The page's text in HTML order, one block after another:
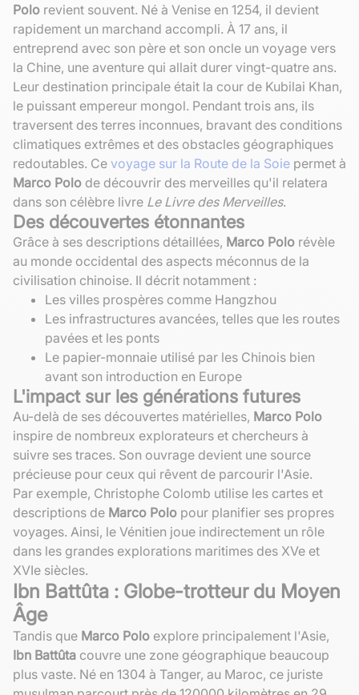
Polo revient souvent. Né à Venise en 1254, il devient
rapidement un marchand accompli. À 17 ans, il
entreprend avec son père et son oncle un voyage vers
la Chine, une aventure qui allait durer vingt-quatre ans.
Leur destination principale était la cour de Kubilai Khan,
le puissant empereur mongol. Pendant trois ans, ils
traversent des terres inconnues, bravant des conditions
climatiques extrêmes et des obstacles géographiques
redoutables. Ce voyage sur la Route de la Soie permet à
Marco Polo de découvrir des merveilles qu'il relatera
dans son célèbre livre Le Livre des Merveilles.
Des découvertes étonnantes
Grâce à ses descriptions détaillées, Marco Polo révèle
au monde occidental des aspects méconnus de la
civilisation chinoise. Il décrit notamment :
Les villes prospères comme Hangzhou
Les infrastructures avancées, telles que les routes
pavées et les ponts
Le papier-monnaie utilisé par les Chinois bien
avant son introduction en Europe
L'impact sur les générations futures
Au-delà de ses découvertes matérielles, Marco Polo
inspire de nombreux explorateurs et chercheurs à
suivre ses traces. Son ouvrage devient une source
précieuse pour ceux qui rêvent de parcourir l'Asie.
Par exemple, Christophe Colomb utilise les cartes et
descriptions de Marco Polo pour planifier ses propres
voyages. Ainsi, le Vénitien joue indirectement un rôle
dans les grandes explorations maritimes des XVe et
XVIe siècles.
Ibn Battûta : Globe-trotteur du Moyen
Âge
Tandis que Marco Polo explore principalement l'Asie,
Ibn Battûta couvre une zone géographique beaucoup
plus vaste. Né en 1304 à Tanger, au Maroc, ce juriste